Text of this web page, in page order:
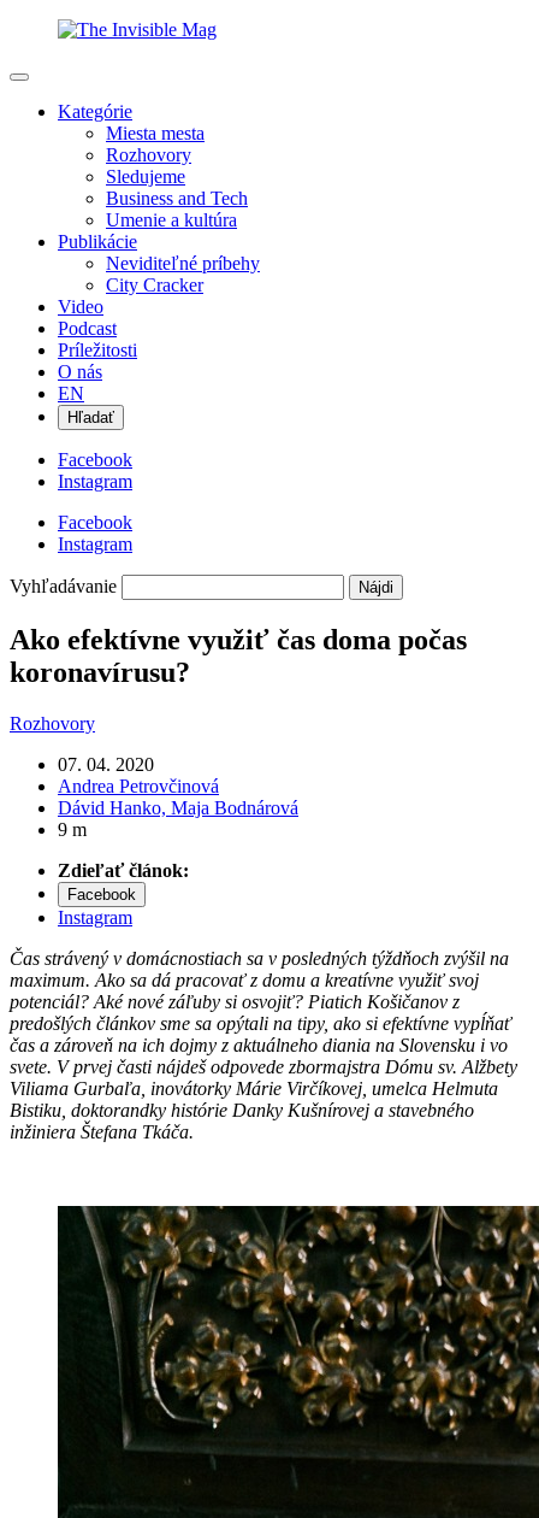
Kategórie
Miesta mesta
Rozhovory
Sledujeme
Business and Tech
Umenie a kultúra
Publikácie
Neviditeľné príbehy
City Cracker
Video
Podcast
Príležitosti
O nás
EN
Hľadať
Facebook
Instagram
Facebook
Instagram
Vyhľadávanie
Ako efektívne využiť čas doma počas
koronavírusu?
Rozhovory
07. 04. 2020
Andrea Petrovčinová
Dávid Hanko, Maja Bodnárová
9 m
Zdieľať článok:
Facebook
Instagram
Čas strávený v domácnostiach sa v posledných týždňoch zvýšil na
maximum. Ako sa dá pracovať z domu a kreatívne využiť svoj
potenciál? Aké nové záľuby si osvojiť? Piatich Košičanov z
predošlých článkov sme sa opýtali na tipy, ako si efektívne vypĺňať
čas a zároveň na ich dojmy z aktuálneho diania na Slovensku i vo
svete. V prvej časti nájdeš odpovede zbormajstra Dómu sv. Alžbety
Viliama Gurbaľa, inovátorky Márie Virčíkovej, umelca Helmuta
Bistiku, doktorandky histórie Danky Kušnírovej a stavebného
inžiniera Štefana Tkáča.